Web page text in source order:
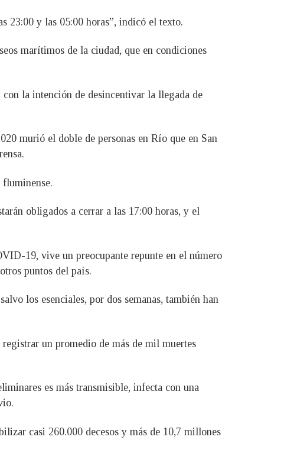
23:00 y las 05:00 horas”, indicó el texto.
marítimos de la ciudad, que en condiciones
la intención de desincentivar la llegada de
murió el doble de personas en Río que en San
fluminense.
obligados a cerrar a las 17:00 horas, y el
19, vive un preocupante repunte en el número
puntos del país.
los esenciales, por dos semanas, también han
un promedio de más de mil muertes
es más transmisible, infecta con una
casi 260.000 decesos y más de 10,7 millones